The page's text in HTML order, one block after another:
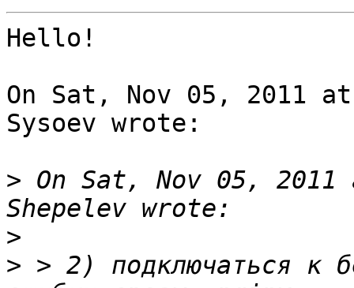
Hello!
On Sat, Nov 05, 2011
Sysoev wrote:
> On Sat, Nov 05, 2011
>
> > 2) подключаться к